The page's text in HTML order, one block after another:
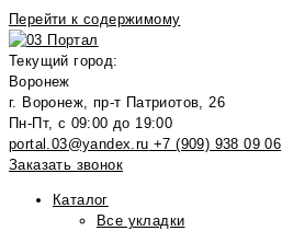
Перейти к содержимому
Текущий город:
Воронеж
г. Воронеж, пр-т Патриотов, 26
Пн-Пт, с 09:00 до 19:00
portal.03@yandex.ru +7 (909) 938 09 06
Заказать звонок
Каталог
Все укладки